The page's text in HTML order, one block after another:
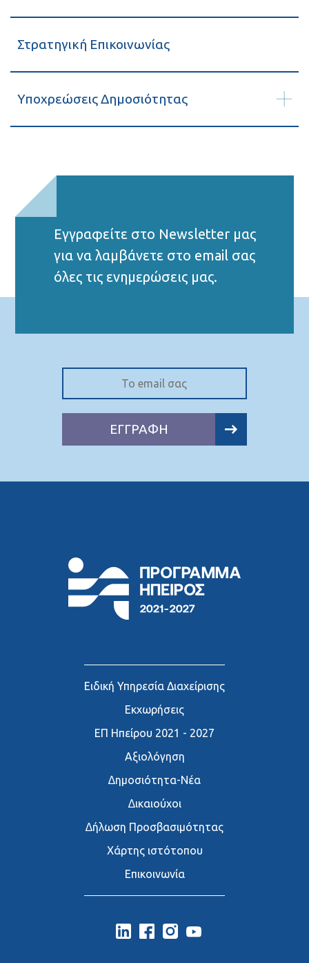
Στρατηγική Επικοινωνίας
Υποχρεώσεις Δημοσιότητας
Εγγραφείτε στο Νewsletter μας
για να λαμβάνετε στο email σας
όλες τις ενημερώσεις μας.
ΕΓΓΡΑΦΗ
Ειδική Υπηρεσία Διαχείρισης
Εκχωρήσεις
ΕΠ Ηπείρου 2021 - 2027
Αξιολόγηση
∆ημοσιότητα-Νέα
∆ικαιούχοι
∆ήλωση Προσβασιμότητας
Χάρτης ιστότοπου
Επικοινωνία